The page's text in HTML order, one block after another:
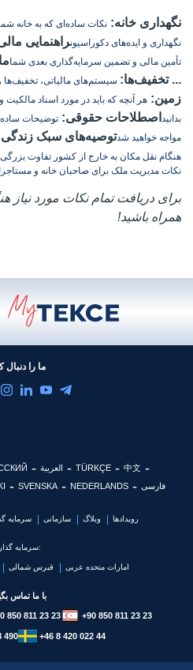
نگهداری خانه: نکات ساده‌ای که به خانه
نگهداری و ایده‌های دکوراسیونراهنمایی
تأمین مالی و تضمین سرمایه‌گذاری بعدی شما
... تخفیف‌ها: سیستم‌های مالیاتی،
زمین: هر آنچه که باید در مورد اسناد مالکیت
بدانید اصطلاحات حقوقی: توضیحات ساده
مواجه خواهید شدتوصیه‌های سبک
هنگام نقل مکان به خارج از کشور تفاوت بزرگی
نکات مدیریت ملک برای صاحبان خانه و
برای دریافت تمام نکات مورد نیاز
همراه باشید!
ما را دنبال
العربية TÜRKÇE
中文
SVENSKA NEDERLANDS فارسی
سرمایه سازمانی وبلاگ رویدادها
سرمایه گذاری:
قبرس شمالی امارات متحده عربی
با ما تماس
850 811 23 23 +90 850 811 23 23
490 +46 8 420 022 44